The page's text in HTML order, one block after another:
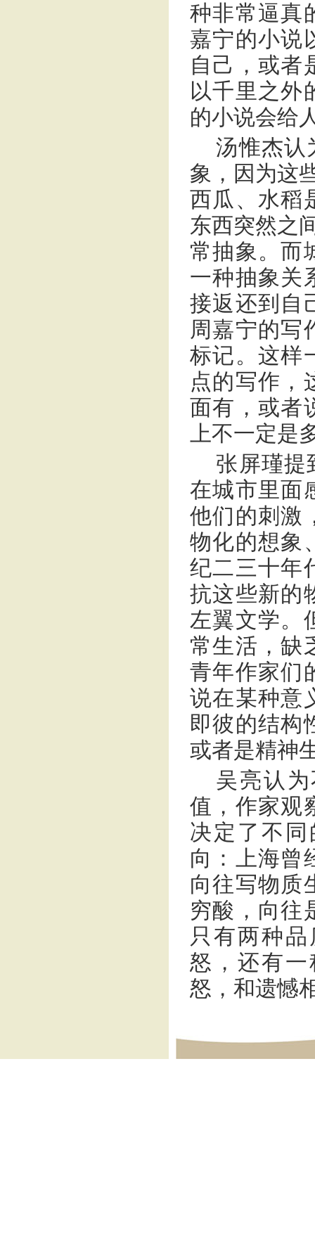
种非常逼真
嘉宁的小说
自己，或者
以千里之外
的小说会给
汤惟杰认
象，因为这
西瓜、水稻
东西突然之
常抽象。而
一种抽象关
接返还到自
周嘉宁的写
标记。这样
点的写作，
面有，或者
上不一定是
张屏瑾提
在城市里面
他们的刺激
物化的想象
纪二三十年
抗这些新的
左翼文学。
常生活，缺
青年作家们
说在某种意
即彼的结构
或者是精神
吴亮认
值，作家观
决定了不
向：上海曾
向往写物质
穷酸，向往
只有两种
怒，还有
怒，和遗憾